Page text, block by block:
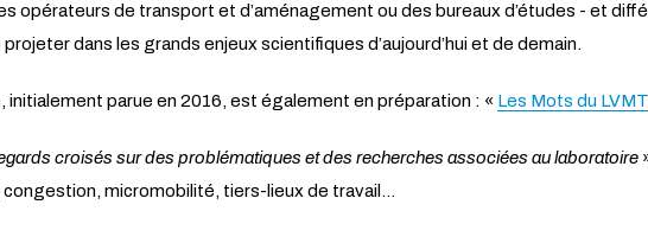
opérateurs de transport et d’aménagement ou des bureaux d’études - et
dans les grands enjeux scientifiques d’aujourd’hui et de demain.
initialement parue en 2016, est également en préparation : « Les Mots du LVMT
croisés sur des problématiques et des recherches associées au laboratoire
micromobilité, tiers-lieux de travail…